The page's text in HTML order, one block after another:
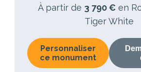
À partir de 3 790 € en
Tiger White
Personnaliser
ce monument